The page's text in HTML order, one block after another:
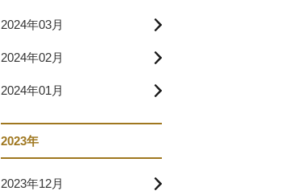
2024年03月
2024年02月
2024年01月
2023年
2023年12月